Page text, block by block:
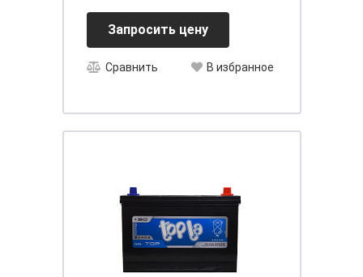
Запросить цену
Сравнить В избранное